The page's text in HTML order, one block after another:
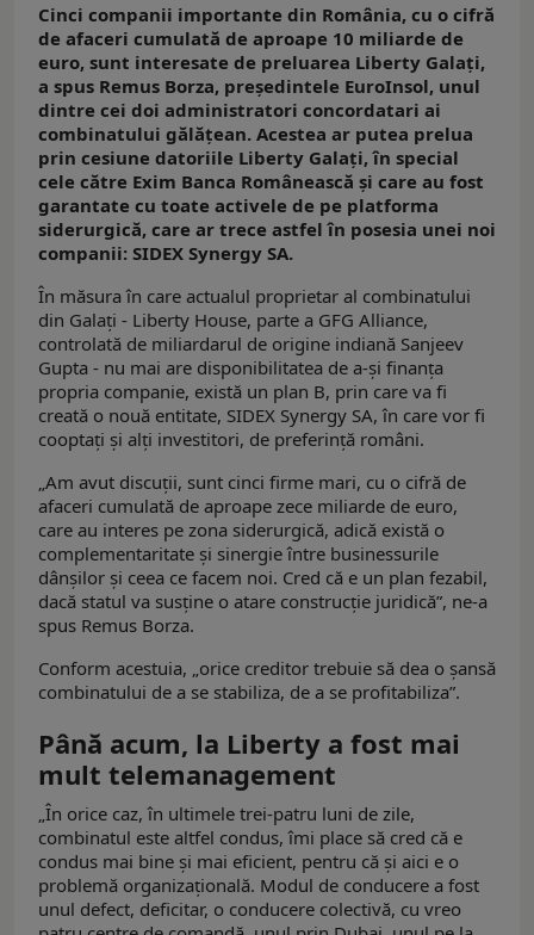
Cinci companii importante din România, cu o cifră
de afaceri cumulată de aproape 10 miliarde de
euro, sunt interesate de preluarea Liberty Galați,
a spus Remus Borza, președintele EuroInsol, unul
dintre cei doi administratori concordatari ai
combinatului gălățean. Acestea ar putea prelua
prin cesiune datoriile Liberty Galaţi, în special
cele către Exim Banca Românească și care au fost
garantate cu toate activele de pe platforma
siderurgică, care ar trece astfel în posesia unei noi
companii: SIDEX Synergy SA.
În măsura în care actualul proprietar al combinatului
din Galați - Liberty House, parte a GFG Alliance,
controlată de miliardarul de origine indiană Sanjeev
Gupta - nu mai are disponibilitatea de a-și finanța
propria companie, există un plan B, prin care va fi
creată o nouă entitate, SIDEX Synergy SA, în care vor fi
cooptați și alți investitori, de preferință români.
„Am avut discuții, sunt cinci firme mari, cu o cifră de
afaceri cumulată de aproape zece miliarde de euro,
care au interes pe zona siderurgică, adică există o
complementaritate și sinergie între businessurile
dânșilor și ceea ce facem noi. Cred că e un plan fezabil,
dacă statul va susține o atare construcție juridică”, ne-a
spus Remus Borza.
Conform acestuia, „orice creditor trebuie să dea o șansă
combinatului de a se stabiliza, de a se profitabiliza”.
Până acum, la Liberty a fost mai
mult telemanagement
„În orice caz, în ultimele trei-patru luni de zile,
combinatul este altfel condus, îmi place să cred că e
condus mai bine și mai eficient, pentru că și aici e o
problemă organizațională. Modul de conducere a fost
unul defect, deficitar, o conducere colectivă, cu vreo